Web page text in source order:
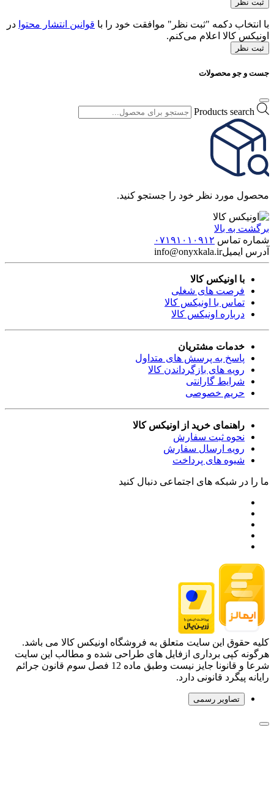
با انتخاب دکمه "ثبت نظر" موافقت خود را با قوانین انتشار محتوا در
اونیکس کالا اعلام می‌کنم.
ثبت نظر
جست و جو محصولات
Products search
محصول مورد نظر خود را جستجو کنید.
برگشت به بالا
شماره تماس ۰۷۱۹۱۰۱۰۹۱۲
آدرس ایمیلinfo@onyxkala.ir
با اونیکس کالا
فرصت های شغلی
تماس با اونیکس کالا
درباره اونیکس کالا
خدمات مشتریان
پاسخ به پرسش های متداول
رویه های بازگرداندن کالا
شرایط گارانتی
حریم خصوصی
راهنمای خرید از اونیکس کالا
نحوه ثبت سفارش
رویه ارسال سفارش
شیوه های پرداخت
ما را در شبکه های اجتماعی دنبال کنید
کلیه حقوق این سایت متعلق به فروشگاه اونیکس کالا می باشد.
هرگونه کپی برداری ازفایل های طراحی شده و مطالب این سایت
شرعا و قانونا جایز نیست وطبق ماده 12 فصل سوم قانون جرائم
رایانه پیگرد قانونی دارد.
تصاویر رسمی